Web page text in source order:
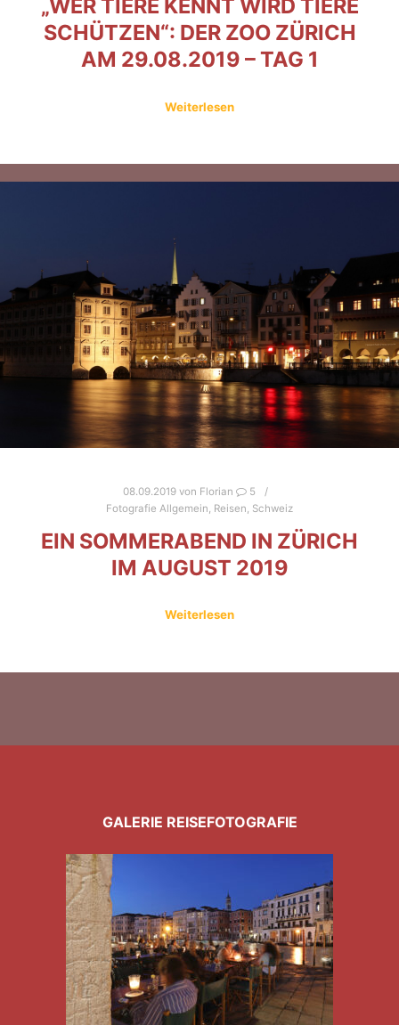
„WER TIERE KENNT WIRD TIERE
SCHÜTZEN“: DER ZOO ZÜRICH
AM 29.08.2019 – TAG 1
Weiterlesen
08.09.2019von Florian
5
Fotografie Allgemein, Reisen, Schweiz
EIN SOMMERABEND IN ZÜRICH
IM AUGUST 2019
Weiterlesen
GALERIE REISEFOTOGRAFIE